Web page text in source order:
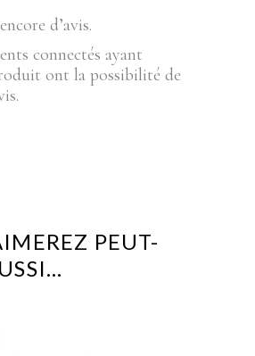
d’avis.
connectés ayant
ont la possibilité de
PEUT-